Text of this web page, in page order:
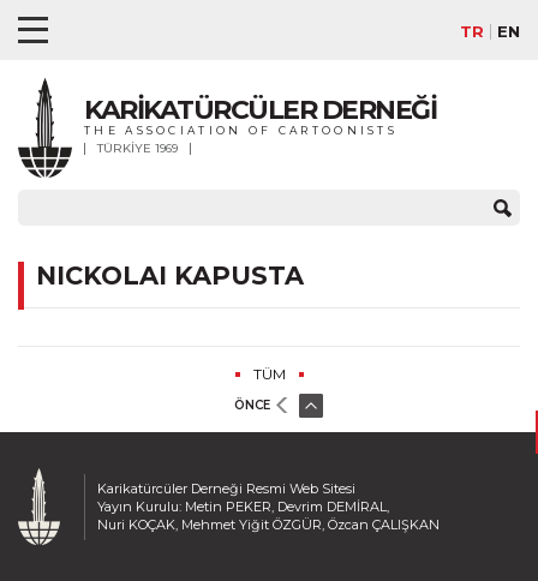
TR EN
KARİKATÜRCÜLER DERNEĞİ
THE ASSOCIATION OF CARTOONISTS
TÜRKİYE 1969
NICKOLAI KAPUSTA
TÜM
ÖNCE
Karikatürcüler Derneği Resmi Web Sitesi
Yayın Kurulu: Metin PEKER, Devrim DEMİRAL,
Nuri KOÇAK, Mehmet Yiğit ÖZGÜR, Özcan ÇALIŞKAN